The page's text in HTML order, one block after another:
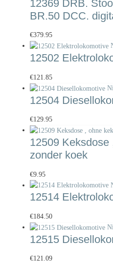
12369 DRB.
BR.50 DCC.
€379.95
12502
€121.85
12504
€129.95
12509 Keksdose
zonder koek
€9.95
12514
€184.50
12515
€121.09